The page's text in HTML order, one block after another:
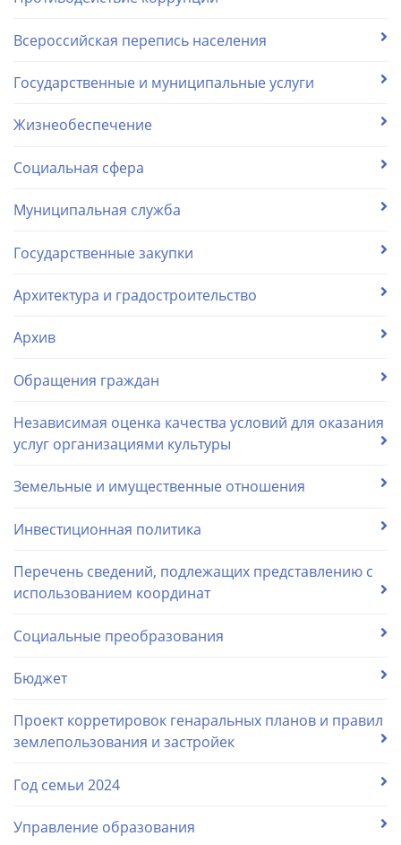
Всероссийская перепись населения
Государственные и муниципальные услуги
Жизнеобеспечение
Социальная сфера
Муниципальная служба
Государственные закупки
Архитектура и градостроительство
Архив
Обращения граждан
Независимая оценка качества условий для оказания
услуг организациями культуры
Земельные и имущественные отношения
Инвестиционная политика
Перечень сведений, подлежащих представлению с
использованием координат
Социальные преобразования
Бюджет
Проект корретировок генаральных планов и правил
землепользования и застройек
Год семьи 2024
Управление образования